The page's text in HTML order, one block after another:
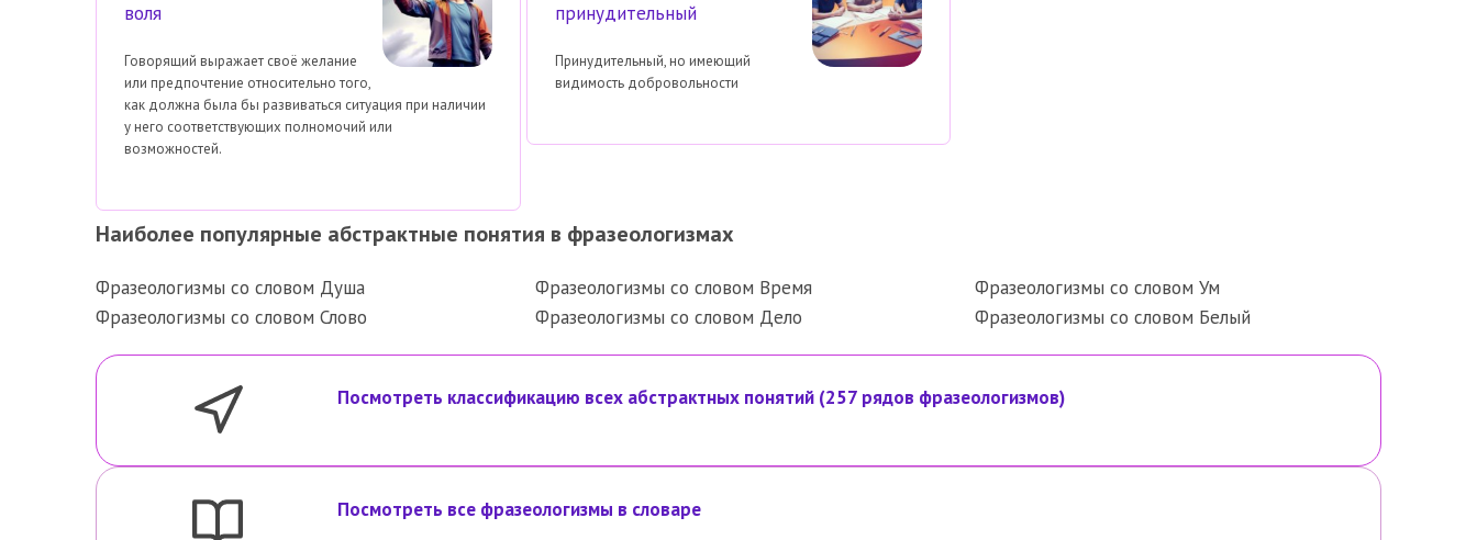
воля
Говорящий выражает своё желание
или предпочтение относительно того,
как должна была бы развиваться ситуация при наличии
у него соответствующих полномочий или
возможностей.
принудительный
Принудительный, но имеющий
видимость добровольности
Наиболее популярные абстрактные понятия в фразеологизмах
Фразеологизмы со словом Душа Фразеологизмы со словом Время
Фразеологизмы со словом Ум
Фразеологизмы со словом Слово
Фразеологизмы со словом Дело Фразеологизмы со словом Белый
Посмотреть классификацию всех абстрактных понятий (257 рядов фразеологизмов)
Посмотреть все фразеологизмы в словаре